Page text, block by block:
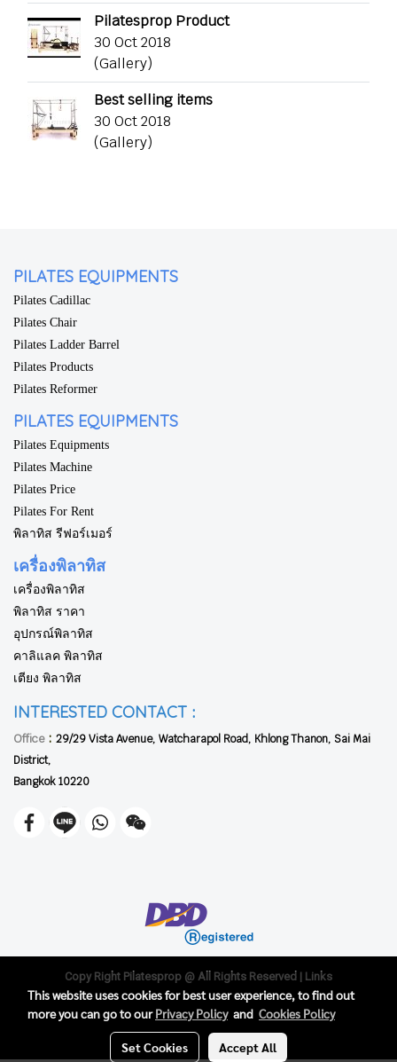
Pilatesprop Product
30 Oct 2018
(Gallery)
Best selling items
30 Oct 2018
(Gallery)
PILATES EQUIPMENTS
Pilates Cadillac
Pilates Chair
Pilates Ladder Barrel
Pilates Products
Pilates Reformer
PILATES EQUIPMENTS
Pilates Equipments
Pilates Machine
Pilates Price
Pilates For Rent
พิลาทิส รีฟอร์เมอร์
เครื่องพิลาทิส
เครื่องพิลาทิส
พิลาทิส ราคา
อุปกรณ์พิลาทิส
คาลิแลค พิลาทิส
เตียง พิลาทิส
INTERESTED CONTACT :
Office: 29/29 Vista Avenue, Watcharapol Road, Khlong Thanon, Sai Mai
District,
Bangkok 10220
Copy Right Pilatesprop @ All Rights Reserved | Links
Cadillac, Chair, Instructor Class, Ladder Barrel, Products, Reformer,
Training, เครื่องพิลาทิส ราคา, สอนพิลาทิส, เรียนพิลาทิส ส่วนตัว, อุปกรณ์พิ
ลาทิส, เครื่องพิลาทิส, คอร์สครูสอนพิลาทิส
This website uses cookies for best user experience, to find out
more you can go to ourPrivacy Policyand Cookies Policy
Set Cookies Accept All